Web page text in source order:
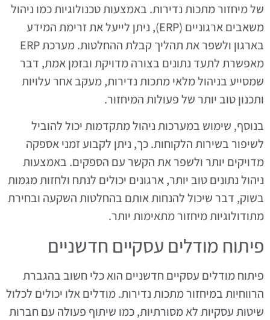
של מיחזור מתכות נדירות. באמצעות טכנולוגיות כמו ניהול
משאבים ארגוניים (ERP), ניתן לייעל את זרימת המידע
בארגון ולשפר את תהליך קבלת ההחלטות. מערכת ERP
מאפשרת לתעד נתונים בצורה מדויקת ובזמן אמת, דבר
שמסייע בניהול מלאי מתכות נדירות, מעקב אחר עלויות
ותכנון טוב יותר של פעולות המיחזור.
בנוסף, שימוש במערכות ניהול מתקדמות יכול להוביל
לשיפור בשירות הלקוחות. כך, ניתן לקבוע זמני אספקה
מדויקים יותר ולשפר את הקשר עם הספקים. באמצעות
ניהול נתונים טוב יותר, ארגונים יכולים לנתח ולחזות מגמות
בשוק, דבר שיכול להנחות אותם בהחלטות השקעה ובחירת
מתודולוגיות מיחזור מתאימות יותר.
פיתוח מודלים עסקיים חדשניים
פיתוח מודלים עסקיים חדשניים הוא כלי חשוב בהגברת
הרווחיות במיחזור מתכות נדירות. מודלים אלו יכולים לכלול
שיטות עסקיות לא מסורתיות, כמו שיתוף פעולה עם חברות